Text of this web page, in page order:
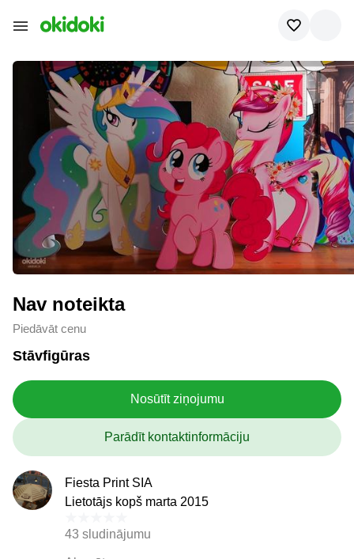
Nav noteikta
Piedāvāt cenu
Stāvfigūras
Nosūtīt ziņojumu
Parādīt kontaktinformāciju
Fiesta Print SIA
Lietotājs kopš marta 2015
43 sludinājumu